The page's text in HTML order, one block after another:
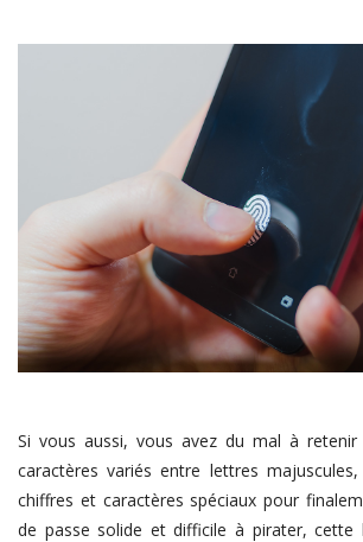
Si vous aussi, vous avez du mal à retenir
caractères variés entre lettres
chiffres et caractères spéciaux pour
de passe solide et difficile à pirater, cette